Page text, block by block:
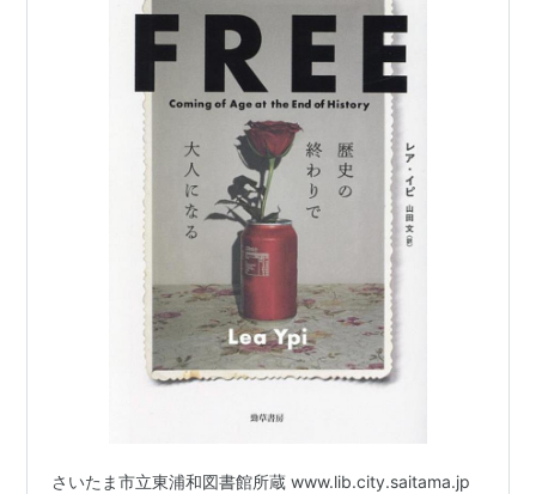
さいたま市立東浦和図書館所蔵 www.lib.city.saitama.jp